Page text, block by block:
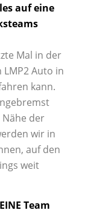
auf eine
Mal in der
LMP2 Auto in
kann.
der
wir in
auf den
weit
Team